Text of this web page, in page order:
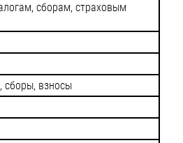
сборам, страховым
сборы, взносы